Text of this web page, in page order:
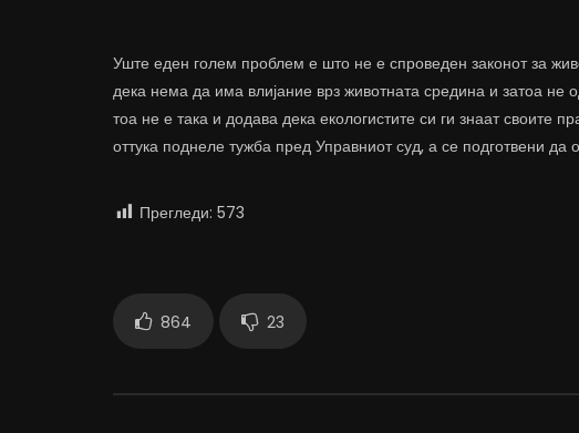
Уште еден голем проблем е што не е спроведен законот за
дека нема да има влијание врз животната средина и затоа не
тоа не е така и додава дека екологистите си ги знаат своите
оттука поднеле тужба пред Управниот суд, а се подготвени да
Прегледи: 573
864 23